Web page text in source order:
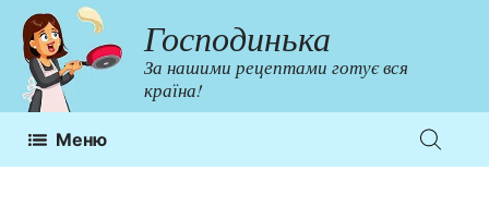
Перейти
до
контенту
Господинька
За нашими рецептами готує вся
країна!
Меню